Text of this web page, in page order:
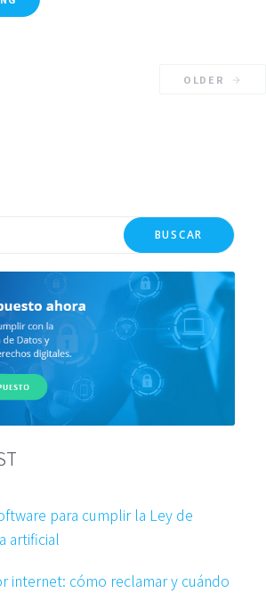
OLDER
BUSCAR
para cumplir la Ley de
artificial
internet: cómo reclamar y cuándo